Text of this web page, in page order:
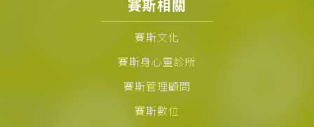
賽斯相關
賽斯文化
賽斯身心靈診所
賽斯管理顧問
賽斯數位